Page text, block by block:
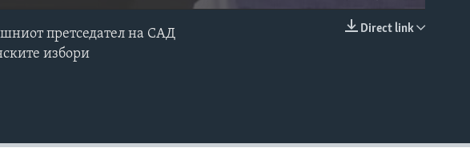
Direct link
претседател на САД
избори